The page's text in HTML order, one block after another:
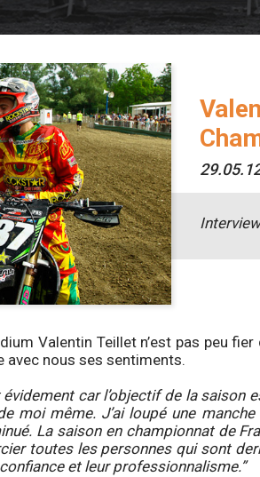
Valentin Teillet n’est pas peu
avec nous ses sentiments.
car l’objectif de la saison
moi même. J’ai loupé une
La saison en championnat de
toutes les personnes qui sont
et leur professionnalisme.”